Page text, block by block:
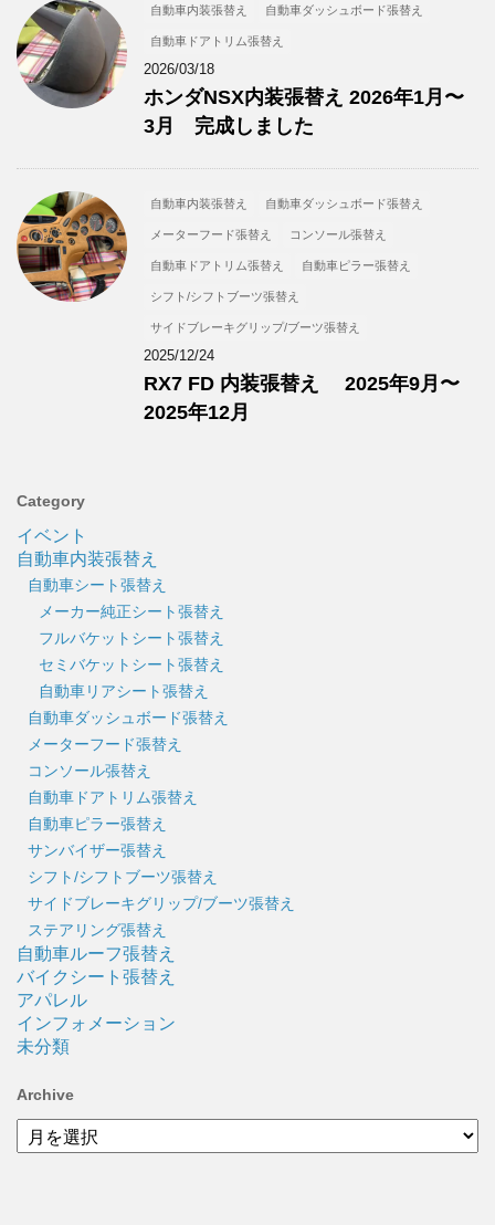
自動車内装張替え 自動車ダッシュボード張替え
自動車ドアトリム張替え
2026/03/18
ホンダNSX内装張替え 2026年1月〜
3月 完成しました
自動車内装張替え 自動車ダッシュボード張替え
メーターフード張替え コンソール張替え
自動車ドアトリム張替え 自動車ピラー張替え
シフト/シフトブーツ張替え
サイドブレーキグリップ/ブーツ張替え
2025/12/24
RX7 FD 内装張替え 2025年9月〜
2025年12月
Category
イベント
自動車内装張替え
自動車シート張替え
メーカー純正シート張替え
フルバケットシート張替え
セミバケットシート張替え
自動車リアシート張替え
自動車ダッシュボード張替え
メーターフード張替え
コンソール張替え
自動車ドアトリム張替え
自動車ピラー張替え
サンバイザー張替え
シフト/シフトブーツ張替え
サイドブレーキグリップ/ブーツ張替え
ステアリング張替え
自動車ルーフ張替え
バイクシート張替え
アパレル
インフォメーション
未分類
Archive
Archive